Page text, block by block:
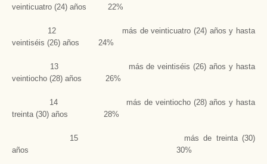
veinticuatro (24) años 22%
12 más de veinticuatro (24) años y hasta
veintiséis (26) años 24%
13 más de veintiséis (26) años y hasta
veintiocho (28) años 26%
14 más de veintiocho (28) años y hasta
treinta (30) años 28%
15 más de treinta (30)
años 30%